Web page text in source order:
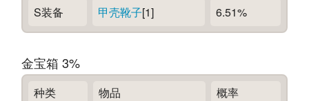
S装备 甲壳靴子[1] 6.51%
金宝箱 3%
种类 物品
概率